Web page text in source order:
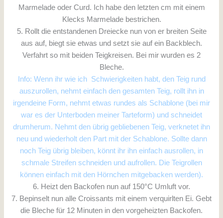
Marmelade oder Curd. Ich habe den letzten cm mit einem
Klecks Marmelade bestrichen.
5. Rollt die entstandenen Dreiecke nun von er breiten Seite
aus auf, biegt sie etwas und setzt sie auf ein Backblech.
Verfahrt so mit beiden Teigkreisen. Bei mir wurden es 2
Bleche.
Info: Wenn ihr wie ich Schwierigkeiten habt, den Teig rund
auszurollen, nehmt einfach den gesamten Teig, rollt ihn in
irgendeine Form, nehmt etwas rundes als Schablone (bei mir
war es der Unterboden meiner Tarteform) und schneidet
drumherum. Nehmt den übrig gebliebenen Teig, verknetet ihn
neu und wiederholt den Part mit der Schablone. Sollte dann
noch Teig übrig bleiben, könnt ihr ihn einfach ausrollen, in
schmale Streifen schneiden und aufrollen. Die Teigrollen
können einfach mit den Hörnchen mitgebacken werden).
6. Heizt den Backofen nun auf 150°C Umluft vor.
7. Bepinselt nun alle Croissants mit einem verquirlten Ei. Gebt
die Bleche für 12 Minuten in den vorgeheizten Backofen.